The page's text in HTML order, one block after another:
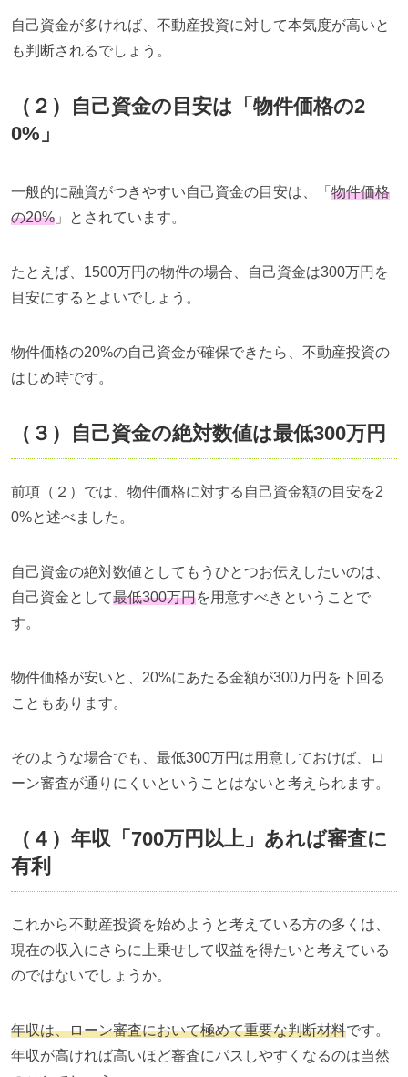
自己資金が多ければ、不動産投資に対して本気度が高いと
も判断されるでしょう。
（２）自己資金の目安は「物件価格の2
0%」
一般的に融資がつきやすい自己資金の目安は、「 物件価格
の20% 」とされています。
たとえば、1500万円の物件の場合、自己資金は300万円を
目安にするとよいでしょう。
物件価格の20%の自己資金が確保できたら、不動産投資の
はじめ時です。
（３）自己資金の絶対数値は最低300万円
前項（２）では、物件価格に対する自己資金額の目安を2
0%と述べました。
自己資金の絶対数値としてもうひとつお伝えしたいのは、
自己資金として最低300万円を用意すべきということで
す。
物件価格が安いと、20%にあたる金額が300万円を下回る
こともあります。
そのような場合でも、最低300万円は用意しておけば、ロ
ーン審査が通りにくいということはないと考えられます。
（４）年収「700万円以上」あれば審査に
有利
これから不動産投資を始めようと考えている方の多くは、
現在の収入にさらに上乗せして収益を得たいと考えている
のではないでしょうか。
年収は、ローン審査において極めて重要な判断材料です。
年収が高ければ高いほど審査にパスしやすくなるのは当然